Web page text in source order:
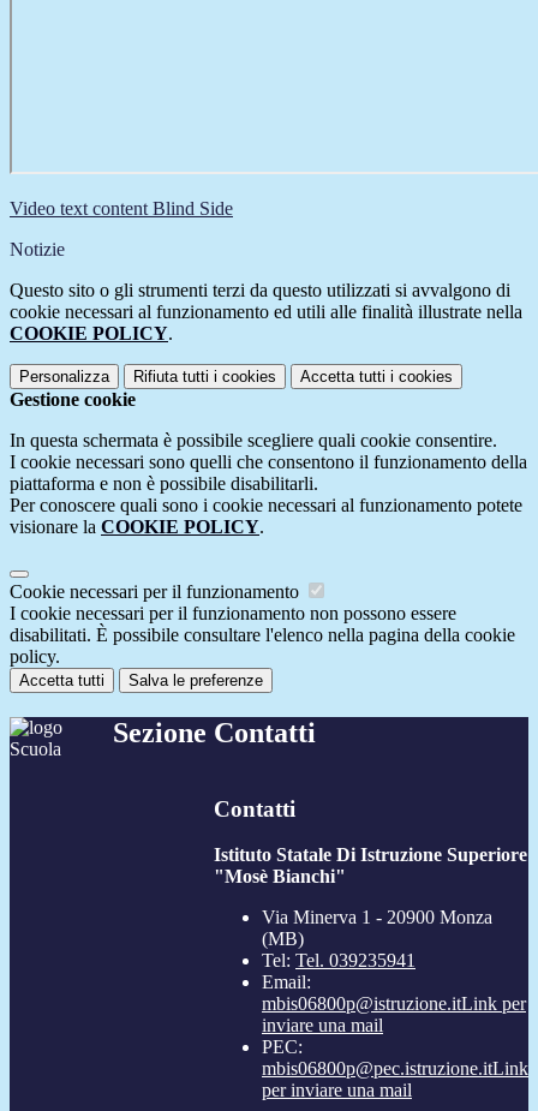
Video text content Blind Side
Notizie
Questo sito o gli strumenti terzi da questo utilizzati si avvalgono di
cookie necessari al funzionamento ed utili alle finalità illustrate nella
COOKIE POLICY.
Personalizza Rifiuta tutti i cookies Accetta tutti i cookies
Gestione cookie
In questa schermata è possibile scegliere quali cookie consentire.
I cookie necessari sono quelli che consentono il funzionamento della
piattaforma e non è possibile disabilitarli.
Per conoscere quali sono i cookie necessari al funzionamento potete
visionare la COOKIE POLICY.
Cookie necessari per il funzionamento
I cookie necessari per il funzionamento non possono essere
disabilitati. È possibile consultare l'elenco nella pagina della cookie
policy.
Accetta tutti Salva le preferenze
Sezione Contatti
Contatti
Istituto Statale Di Istruzione Superiore
"Mosè Bianchi"
Via Minerva 1 - 20900 Monza
(MB)
Tel: Tel. 039235941
Email:
mbis06800p@istruzione.itLink per
inviare una mail
PEC:
mbis06800p@pec.istruzione.itLink
per inviare una mail